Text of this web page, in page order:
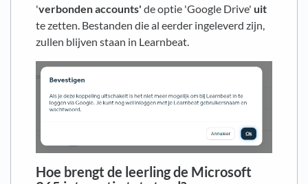
'verbonden accounts' de optie 'Google Drive' uit
te zetten. Bestanden die al eerder ingeleverd zijn,
zullen blijven staan in Learnbeat.
Hoe brengt de leerling de Microsoft